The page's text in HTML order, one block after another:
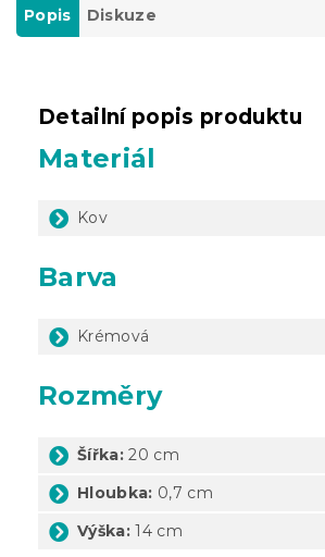
Popis Diskuze
Detailní popis produktu
Materiál
Kov
Barva
Krémová
Rozměry
Šířka: 20 cm
Hloubka: 0,7 cm
Výška: 14 cm